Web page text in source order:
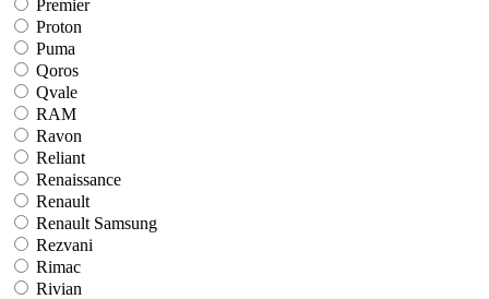
Premier
Proton
Puma
Qoros
Qvale
RAM
Ravon
Reliant
Renaissance
Renault
Renault Samsung
Rezvani
Rimac
Rivian